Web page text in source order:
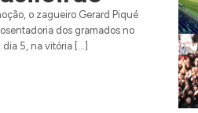
o zagueiro Gerard Piqué
dos gramados no
5, na vitória […]